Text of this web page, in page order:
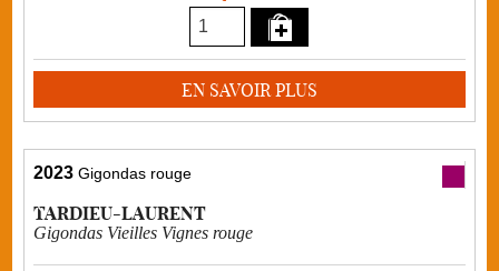
EN SAVOIR PLUS
2023 Gigondas rouge
TARDIEU-LAURENT
Gigondas Vieilles Vignes rouge